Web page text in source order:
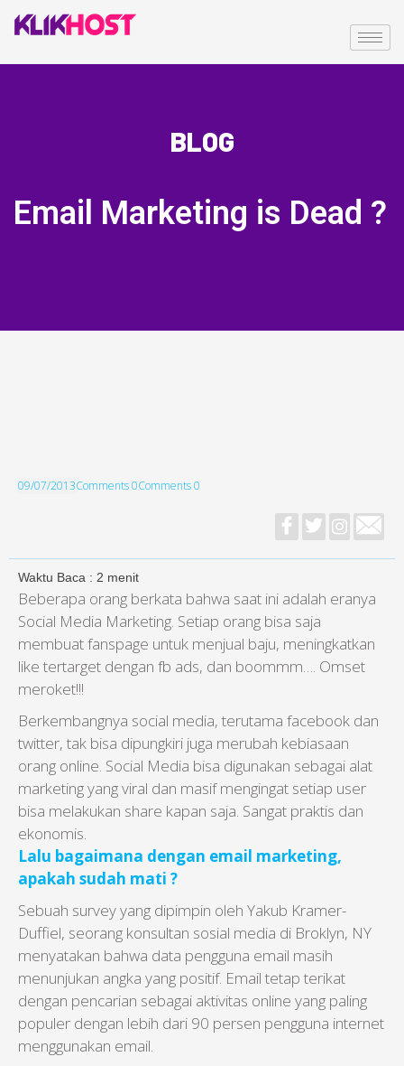
BLOG
Email Marketing is Dead ?
09/07/2013Comments 0Comments 0
Waktu Baca : 2 menit
Beberapa orang berkata bahwa saat ini adalah eranya
Social Media Marketing. Setiap orang bisa saja
membuat fanspage untuk menjual baju, meningkatkan
like tertarget dengan fb ads, dan boommm…. Omset
meroket!!!
Berkembangnya social media, terutama facebook dan
twitter, tak bisa dipungkiri juga merubah kebiasaan
orang online. Social Media bisa digunakan sebagai alat
marketing yang viral dan masif mengingat setiap user
bisa melakukan share kapan saja. Sangat praktis dan
ekonomis.
Lalu bagaimana dengan email marketing,
apakah sudah mati ?
Sebuah survey yang dipimpin oleh Yakub Kramer-
Duffiel, seorang konsultan sosial media di Broklyn, NY
menyatakan bahwa data pengguna email masih
menunjukan angka yang positif. Email tetap terikat
dengan pencarian sebagai aktivitas online yang paling
populer dengan lebih dari 90 persen pengguna internet
menggunakan email.